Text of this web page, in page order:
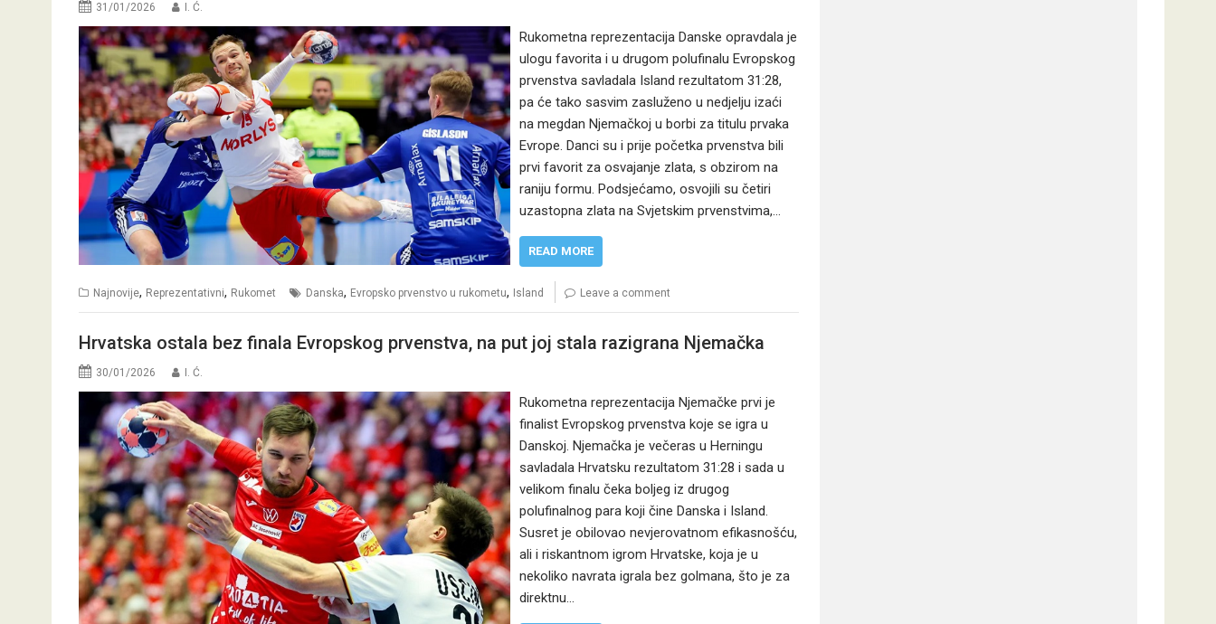
31/01/2026 I. Ć.
Rukometna reprezentacija Danske opravdala je
ulogu favorita i u drugom polufinalu Evropskog
prvenstva savladala Island rezultatom 31:28,
pa će tako sasvim zasluženo u nedjelju izaći
na megdan Njemačkoj u borbi za titulu prvaka
Evrope. Danci su i prije početka prvenstva bili
prvi favorit za osvajanje zlata, s obzirom na
raniju formu. Podsjećamo, osvojili su četiri
uzastopna zlata na Svjetskim prvenstvima,…
READ MORE
Najnovije, Reprezentativni, Rukomet Danska, Evropsko prvenstvo u rukometu, Island Leave a comment
Hrvatska ostala bez finala Evropskog prvenstva, na put joj stala razigrana Njemačka
30/01/2026 I. Ć.
Rukometna reprezentacija Njemačke prvi je
finalist Evropskog prvenstva koje se igra u
Danskoj. Njemačka je večeras u Herningu
savladala Hrvatsku rezultatom 31:28 i sada u
velikom finalu čeka boljeg iz drugog
polufinalnog para koji čine Danska i Island.
Susret je obilovao nevjerovatnom efikasnošću,
ali i riskantnom igrom Hrvatske, koja je u
nekoliko navrata igrala bez golmana, što je za
direktnu…